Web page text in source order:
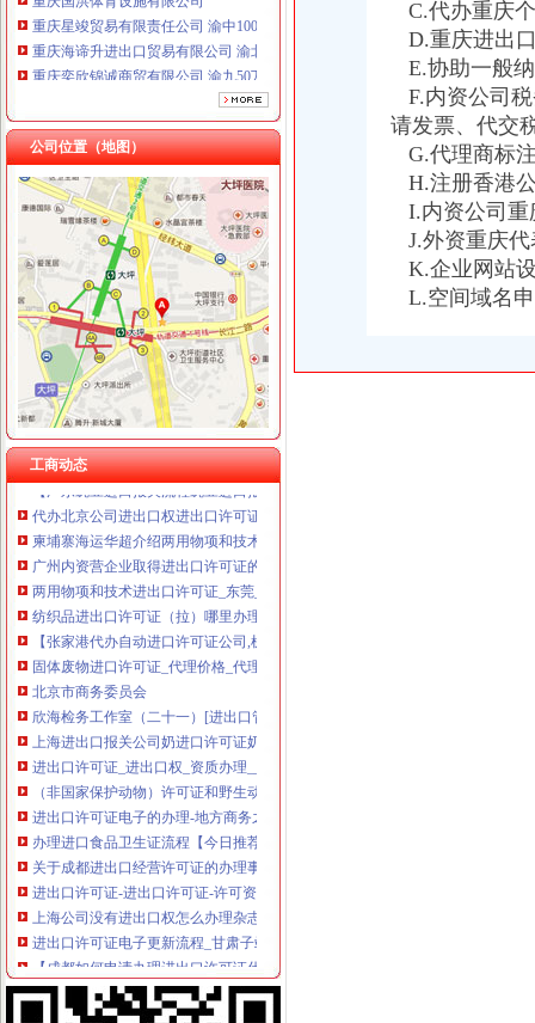
重庆星竣贸易有限责任公司 渝中100万 （进出口权）
重庆海谛升进出口贸易有限公司 渝北100万 （进出口权）
重庆奕欣锦诚商贸有限公司 渝九50万 （工商注册）
重庆信同广告有限公司 渝沙50万 （工商注册）
重庆三虹房地产营销策划有限公司
重庆宝鹰汽车销售有限公司
公司位置（地图）
工商动态
进出口许可证办理流程
进出口许可证、两用物项和技术进出口电子更新、新做通知_深圳
丰台区公司进出口权办理手续及流程,北京北京市地区国内公司注册供
稀土出口许可证深圳办理钕铁硼磁铁（分类为稀土）出口许可证的流
丰台区公司进出口权办理手续及流程,北京北京市地区国内公司注册供
海淀区进出口资质办理条件及申请流程-北京DM67网
专业办理自动进口许可证的公司？-企业动态-广州卓海进出口贸易
专业代理北京公司申请进出口,进出口许可证代办注册-北京58同城
【广东豌豆进口报关流程豌豆进口报关进口许可证申请代理报关公司】
代办北京公司进出口权进出口许可证需要哪些资料怎样的办理方式-北
柬埔寨海运华超介绍两用物项和技术进出口的许可证办理规范-中国制
广州内资营企业取得进出口许可证的流程-简书
两用物项和技术进出口许可证_东莞__认证服务-食品商务网
纺织品进出口许可证（拉）哪里办理？怎么办理？多少钱？【今日推荐
【张家港代办自动进口许可证公司,机电证办理手续】-上海虎桥进出
固体废物进口许可证_代理价格_代理相关求购,供应信息_代理商家联
北京市商务委员会
欣海检务工作室（二十一）[进出口管制类]申办机电产品自动进口许可
上海进出口报关公司奶进口许可证奶进口流程【今日推荐网-广州
进出口许可证_进出口权_资质办理__易知猴网
（非国家保护动物）许可证和野生动物的进出口许可证好办吗？应该
进出口许可证电子的办理-地方商务之窗
办理进口食品卫生证流程【今日推荐网-上海进出口代理】
关于成都进出口经营许可证的办理事项-中国清洁门户网
进出口许可证-进出口许可证-许可资质-服务项目-承信财务
上海公司没有进出口权怎么办理杂志进口流程
进出口许可证电子更新流程_甘肃子站_中国国际电子商务网
【成都如何申请办理进出口许可证代办进出口权？】-金牛交大路易登网
许可证电子办理流程_上海子站_中国国际电子商务网
废塑料进口许可证咨询代理服务【今日推荐网-杭州进出口代理】
C.代办重庆
D.重庆进出
E.协助一般
F.内资公司
请发票、代交
G.代理商标
H.注册香港
I.内资公司重
J.外资重庆代
K.企业网站
L.空间域名